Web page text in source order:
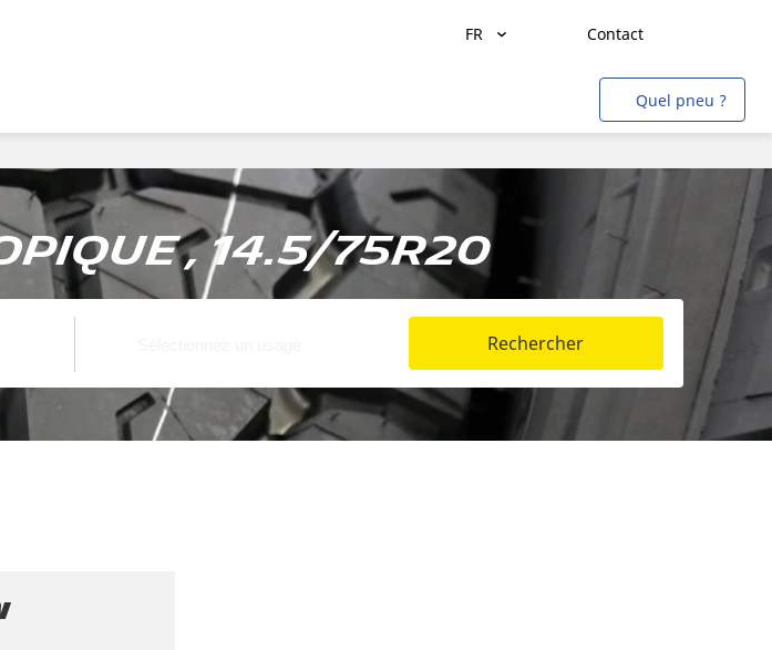
FR Contact
Transport de marchandises
Transport de personnes
Agriculture
Construction & Industrie
Mines & Carrières
Métro
Auto & SUV
Moto & scooter
Quel pneu ?
, 14.5/75R20
Rechercher